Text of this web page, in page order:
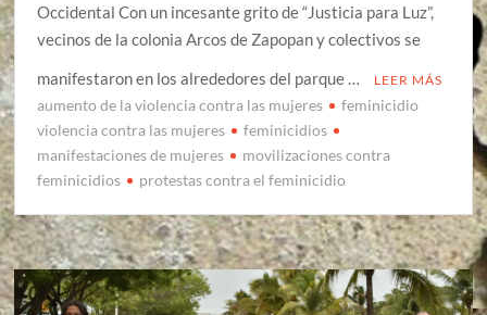
Occidental Con un incesante grito de “Justicia para Luz”,
vecinos de la colonia Arcos de Zapopan y colectivos se
manifestaron en los alrededores del parque …
LEER MÁS
aumento de la violencia contra las mujeres
feminicidio
violencia contra las mujeres
feminicidios
manifestaciones de mujeres
movilizaciones contra
feminicidios
protestas contra el feminicidio